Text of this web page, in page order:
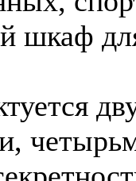
шкаф